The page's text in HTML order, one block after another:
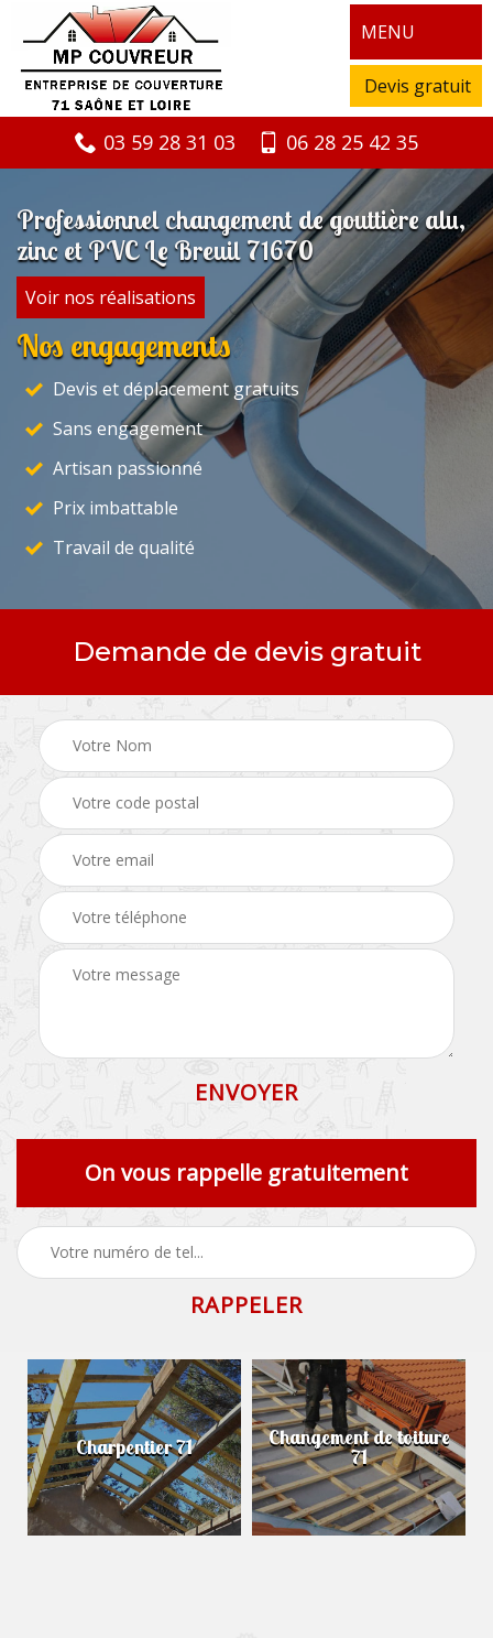
MENU
Devis gratuit
03 59 28 31 03 06 28 25 42 35
Professionnel changement de gouttière alu,
zinc et PVC Le Breuil 71670
Voir nos réalisations
Nos engagements
Devis et déplacement gratuits
Sans engagement
Artisan passionné
Prix imbattable
Travail de qualité
Demande de devis gratuit
On vous rappelle gratuitement
Charpentier 71 Changement de toiture
71